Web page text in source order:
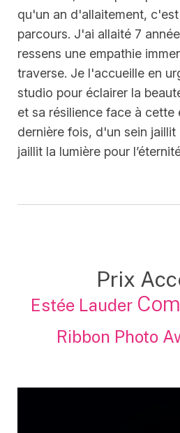
qu'un an d'allaitement,
parcours. J'ai allaité 7
ressens une empathie
traverse. Je l'accueille en
studio pour éclairer la
et sa résilience face à cette
dernière fois, d'un sein
jaillit la lumière pour
Prix
Estée Lauder
Ribbon Photo